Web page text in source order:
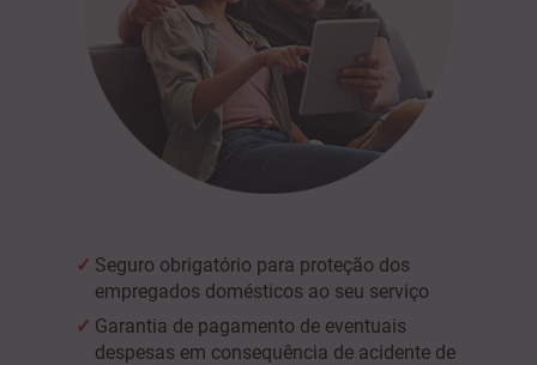
Seguro obrigatório para proteção dos
empregados domésticos ao seu serviço
Garantia de pagamento de eventuais
despesas em consequência de acidente de